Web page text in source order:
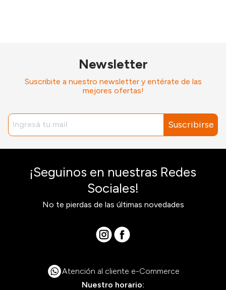
Newsletter
Suscribite a nuestro newsletter y entérate de las
mejores ofertas!
Suscribirse
¡Seguinos en nuestras Redes
Sociales!
No te pierdas de las últimas novedades
Atención al cliente e-Commerce
Nuestro horario: